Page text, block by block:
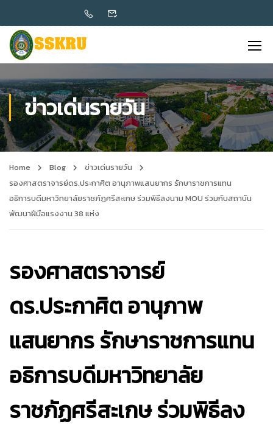
ข่าวเด่นรายวัน
Home Blog
ข่าวเด่นรายวัน
รองศาสตราจารย์ดร.ประกาศิต อานุภาพแสนยากร รักษาราชการแทน
อธิการบดีมหาวิทยาลัยราชภัฏศรีสะเกษ ร่วมพิธีลงนาม MOU ร่วมกับสถาบัน
พัฒนาฝีมือแรงงาน 38 แห่ง
รองศาสตราจารย์
ดร.ประกาศิต อานุภาพ
แสนยากร รักษาราชการแทน
อธิการบดีมหาวิทยาลัย
ราชภัฏศรีสะเกษ ร่วมพิธีลง